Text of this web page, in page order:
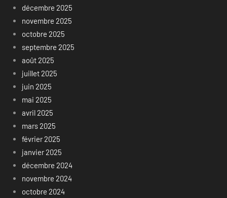
décembre 2025
novembre 2025
octobre 2025
septembre 2025
août 2025
juillet 2025
juin 2025
mai 2025
avril 2025
mars 2025
février 2025
janvier 2025
décembre 2024
novembre 2024
octobre 2024